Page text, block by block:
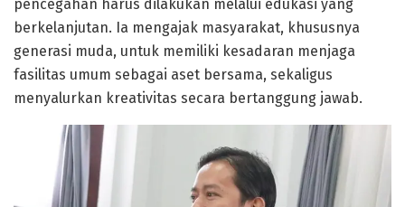
pencegahan harus dilakukan melalui edukasi yang
berkelanjutan. Ia mengajak masyarakat, khususnya
generasi muda, untuk memiliki kesadaran menjaga
fasilitas umum sebagai aset bersama, sekaligus
menyalurkan kreativitas secara bertanggung jawab.